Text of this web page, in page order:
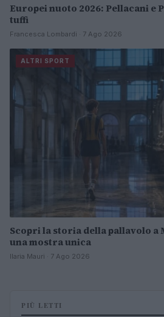
Europei nuoto 2026: Pellacani e
tuffi
Francesca Lombardi · 7 Ago 2026
ALTRI SPORT
Scopri la storia della pallavolo a
una mostra unica
Ilaria Mauri · 7 Ago 2026
PIÙ LETTI